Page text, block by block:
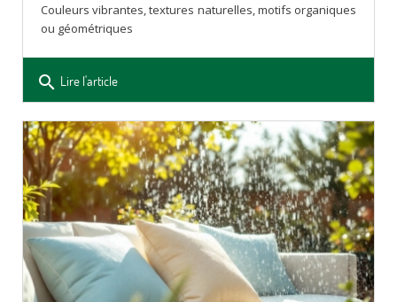
Couleurs vibrantes, textures naturelles, motifs organiques
ou géométriques
search Lire l'article